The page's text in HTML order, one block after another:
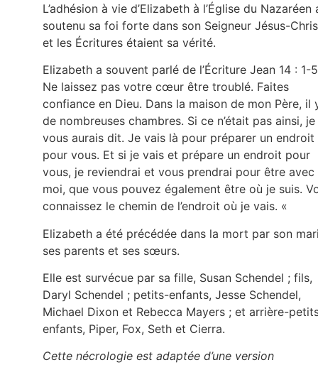
L’adhésion à vie d’Elizabeth à l’Église du Nazaréen
soutenu sa foi forte dans son Seigneur Jésus-
et les Écritures étaient sa vérité.
Elizabeth a souvent parlé de l’Écriture Jean 14 : 1-
Ne laissez pas votre cœur être troublé. Faites
confiance en Dieu. Dans la maison de mon Père, il
de nombreuses chambres. Si ce n’était pas ainsi, je
vous aurais dit. Je vais là pour préparer un endroit
pour vous. Et si je vais et prépare un endroit pour
vous, je reviendrai et vous prendrai pour être avec
moi, que vous pouvez également être où je suis.
connaissez le chemin de l’endroit où je vais. «
Elizabeth a été précédée dans la mort par son
ses parents et ses sœurs.
Elle est survécue par sa fille, Susan Schendel ; fils,
Daryl Schendel ; petits-enfants, Jesse Schendel,
Michael Dixon et Rebecca Mayers ; et arrière-
enfants, Piper, Fox, Seth et Cierra.
Cette nécrologie est adaptée d’une version